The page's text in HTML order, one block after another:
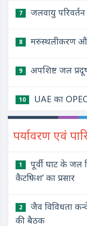
7 जलवायु
8 मरुस्थलीकरण
9 अपशिष्ट जल
10 UAE का
पर्यावरण एवं
1
पूर्वी घाट के जल
कैटफ़िश’ का प्रसार
2
जैव विविधता
की बैठक